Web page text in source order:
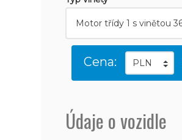
Cena:
Údaje o vozidle